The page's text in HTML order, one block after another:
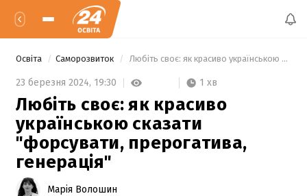
Освіта Саморозвиток Любіть своє: як красиво українською сказати "форсувати, прерогатива, генерація"
23 березня 2024, 19:30 1 хв
Любіть своє: як красиво
українською сказати
"форсувати, прерогатива,
генерація"
Марія Волошин